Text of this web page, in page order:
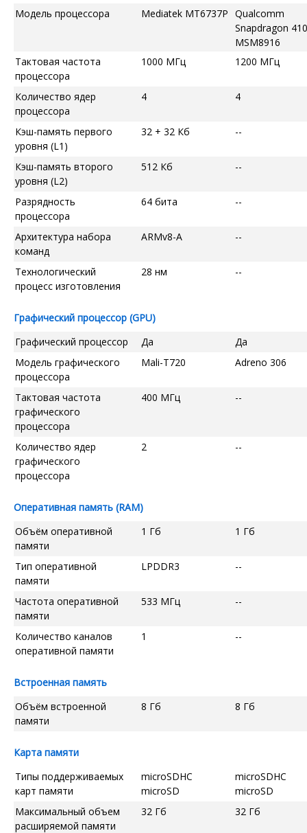
Модель процессора
Mediatek MT6737P Qualcomm
Snapdragon 410
MSM8916
Тактовая частота
процессора
1000 МГц 1200 МГц
Количество ядер
процессора
4 4
Кэш-память первого
уровня (L1)
32 + 32 Кб --
Кэш-память второго
уровня (L2)
512 Кб --
Разрядность
процессора
64 бита --
Архитектура набора
команд
ARMv8-A --
Технологический
процесс изготовления
28 нм --
Графический процессор (GPU)
Графический процессор
Да
Да
Модель графического
процессора
Mali-T720 Adreno 306
Тактовая частота
графического
процессора
400 МГц --
Количество ядер
графического
процессора
2 --
Оперативная память (RAM)
Объём оперативной
памяти
1 Гб 1 Гб
Тип оперативной
памяти
LPDDR3 --
Частота оперативной
памяти
533 МГц --
Количество каналов
оперативной памяти
1 --
Встроенная память
Объём встроенной
памяти
8 Гб 8 Гб
Карта памяти
Типы поддерживаемых
карт памяти
microSDHC
microSD
microSDHC
microSD
Максимальный объем
расширяемой памяти
32 Гб 32 Гб